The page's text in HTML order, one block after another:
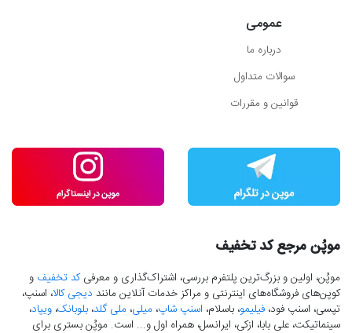
عمومی
درباره ما
سوالات متداول
قوانین و مقررات
موپُن مرجع کد تخفیف
موپُن، اولین و بزرگ‌ترین پلتفرم بررسی، اشتراک‌گذاری و معرفیکد تخفیف و
کوپن‌های فروشگاه‌های اینترنتی و مراکز خدمات آنلاین مانند دیجی کالا، اسنپ،
تپسی، اسنپ فود، فیلیمو، باسلام، اسنپ شاپ، میلی، ملی گلد، بلوبانک، ویپاد،
سینماتیکت، علی بابا، ازکی، ایرانسل، همراه اول و... است. موپُن بستری برای